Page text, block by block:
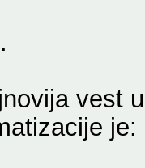
vest
je: